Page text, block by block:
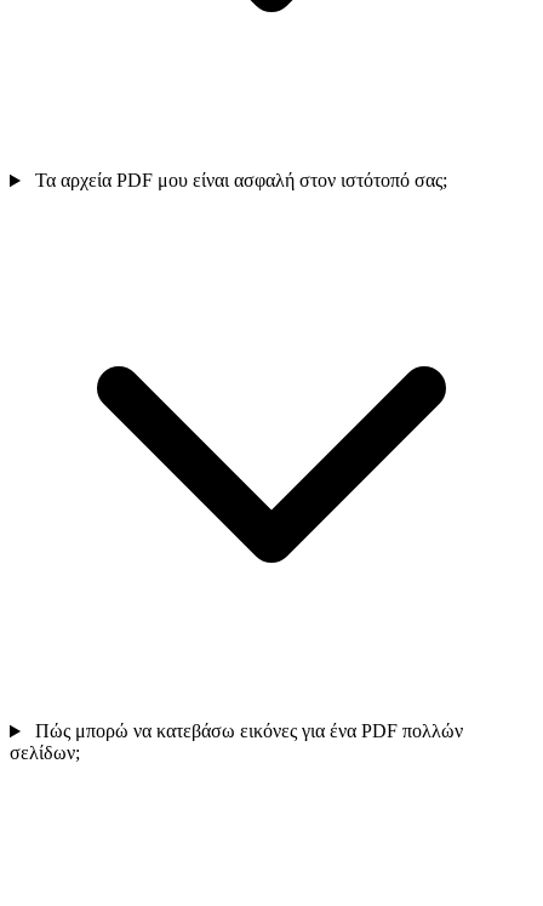
Τα αρχεία PDF μου είναι ασφαλή στον ιστότοπό σας;
Πώς μπορώ να κατεβάσω εικόνες για ένα PDF πολλών
σελίδων;